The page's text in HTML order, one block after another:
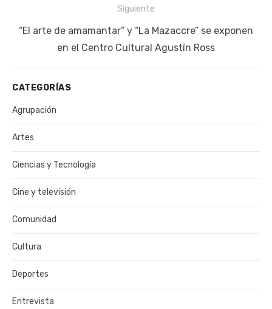
Siguiente
Siguiente
publicación:
“El arte de amamantar” y “La Mazaccre” se exponen
en el Centro Cultural Agustín Ross
CATEGORÍAS
Agrupación
Artes
Ciencias y Tecnología
Cine y televisión
Comunidad
Cultura
Deportes
Entrevista